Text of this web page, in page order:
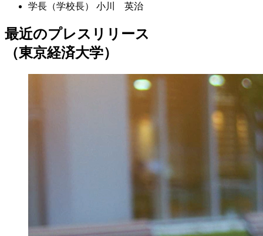
学長（学校長）
小川 英治
最近のプレスリリース
（東京経済大学）